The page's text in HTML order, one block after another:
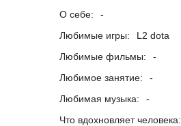
О себе:
-
Любимые игры:
L2 dota
Любимые фильмы:
-
Любимое занятие:
-
Любимая музыка:
-
Что вдохновляет человека: